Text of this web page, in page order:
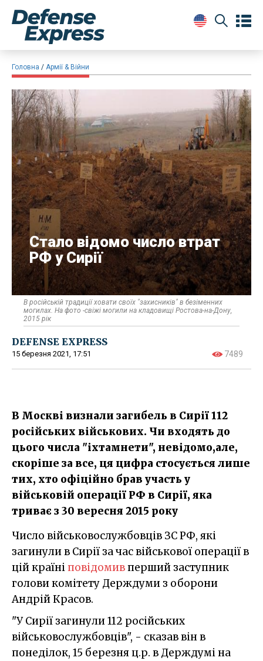
Головна Армії & Війни
​Стало відомо число втрат
РФ у Сирії
В російській традиції ховати своїх "захисників" в безіменних
могилах. На фото -свіжі могили на кладовищі Ростова-на-Дону,
2015 рік
DEFENSE EXPRESS
15 березня 2021, 17:51 7489
В Москві визнали загибель в Сирії 112
російських військових. Чи входять до
цього числа "іхтамнети", невідомо,але,
скоріше за все, ця цифра стосується лише
тих, хто офіційно брав участь у
військовій операції РФ в Сирії, яка
триває з 30 вересня 2015 року
Число військовослужбовців ЗС РФ, які
загинули в Сирії за час військової операції в
цій країніповідомивперший заступник
голови комітету Держдуми з оборони
Андрій Красов.
"У Сирії загинули 112 російських
військовослужбовців", - сказав він в
понеділок, 15 березня ц.р. в Держдумі на